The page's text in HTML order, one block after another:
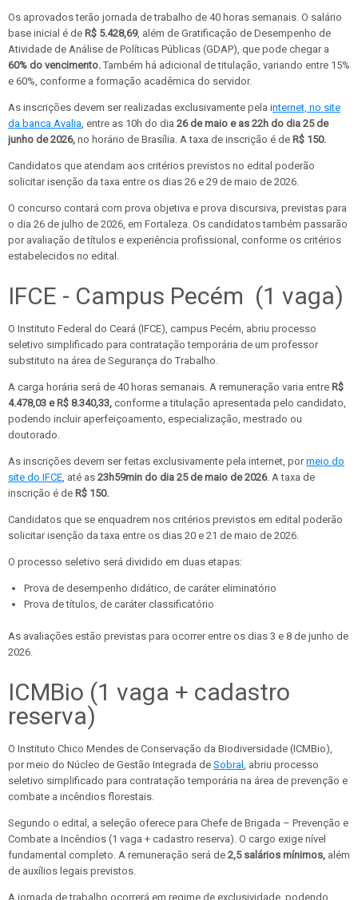
Os aprovados terão jornada de trabalho de 40 horas semanais. O salário
base inicial é de R$ 5.428,69, além de Gratificação de Desempenho de
Atividade de Análise de Políticas Públicas (GDAP), que pode chegar a
60% do vencimento. Também há adicional de titulação, variando entre 15%
e 60%, conforme a formação acadêmica do servidor.
As inscrições devem ser realizadas exclusivamente pela internet, no site
da banca Avalia , entre as 10h do dia 26 de maio e as 22h do dia 25 de
junho de 2026, no horário de Brasília. A taxa de inscrição é de R$ 150.
Candidatos que atendam aos critérios previstos no edital poderão
solicitar isenção da taxa entre os dias 26 e 29 de maio de 2026.
O concurso contará com prova objetiva e prova discursiva, previstas para
o dia 26 de julho de 2026, em Fortaleza. Os candidatos também passarão
por avaliação de títulos e experiência profissional, conforme os critérios
estabelecidos no edital.
IFCE - Campus Pecém (1 vaga)
O Instituto Federal do Ceará (IFCE), campus Pecém, abriu processo
seletivo simplificado para contratação temporária de um professor
substituto na área de Segurança do Trabalho.
A carga horária será de 40 horas semanais. A remuneração varia entre R$
4.478,03 e R$ 8.340,33, conforme a titulação apresentada pelo candidato,
podendo incluir aperfeiçoamento, especialização, mestrado ou
doutorado.
As inscrições devem ser feitas exclusivamente pela internet, pormeio do
site do IFCE , até as 23h59min do dia 25 de maio de 2026. A taxa de
inscrição é de R$ 150.
Candidatos que se enquadrem nos critérios previstos em edital poderão
solicitar isenção da taxa entre os dias 20 e 21 de maio de 2026.
O processo seletivo será dividido em duas etapas:
Prova de desempenho didático, de caráter eliminatório
Prova de títulos, de caráter classificatório
As avaliações estão previstas para ocorrer entre os dias 3 e 8 de junho de
2026.
ICMBio (1 vaga + cadastro
reserva)
O Instituto Chico Mendes de Conservação da Biodiversidade (ICMBio),
por meio do Núcleo de Gestão Integrada de Sobral , abriu processo
seletivo simplificado para contratação temporária na área de prevenção e
combate a incêndios florestais.
Segundo o edital, a seleção oferece para Chefe de Brigada – Prevenção e
Combate a Incêndios (1 vaga + cadastro reserva). O cargo exige nível
fundamental completo. A remuneração será de 2,5 salários mínimos, além
de auxílios legais previstos.
A jornada de trabalho ocorrerá em regime de exclusividade, podendo